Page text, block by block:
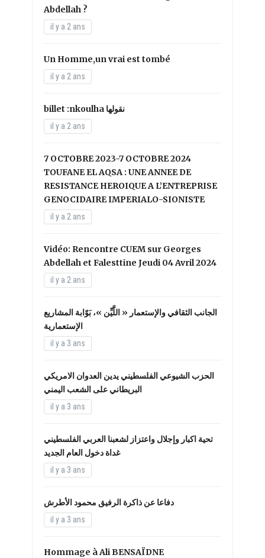
Abdellah ?
il y a 2 ans
Un Homme,un vrai est tombé
il y a 2 ans
il y a 2 ans
7 OCTOBRE 2023-7 OCTOBRE 2024
TOUFANE EL AQSA : UNE ANNEE DE
RESISTANCE HEROIQUE A L’ENTREPRISE
GENOCIDAIRE IMPERIALO-SIONISTE
il y a 2 ans
Vidéo: Rencontre CUEM sur Georges
Abdellah et Falesttine Jeudi 04 Avril 2024
il y a 2 ans
الجانب الثقافي والإستعمار « اللَّيِّن »، بَوّابة المشاريع
الإستعمارية
il y a 3 ans
الحزب الشيوعي الفلسطيني يدين العدوان الامريكي
البريطاني على الشعب اليمني
il y a 3 ans
تحية اكبار وإجلال واعتزاز لشعبنا العربي الفلسطيني
غداة دخول العام الجديد
il y a 3 ans
دفاعا عن ذاكرة الرفيق محمود الأطرش
il y a 3 ans
Hommage à Ali BENSAÏDNE